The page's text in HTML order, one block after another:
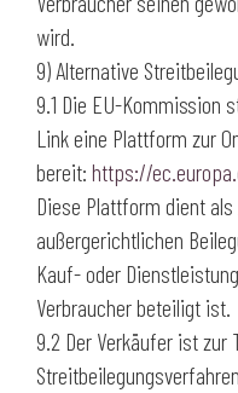
wird.
9) Alternative
9.1 Die EU-Kommission
Link eine Plattform zur
bereit: https://
Diese Plattform dient
außergerichtlichen
Kauf- oder
Verbraucher beteiligt ist.
9.2 Der Verkäufer ist zur